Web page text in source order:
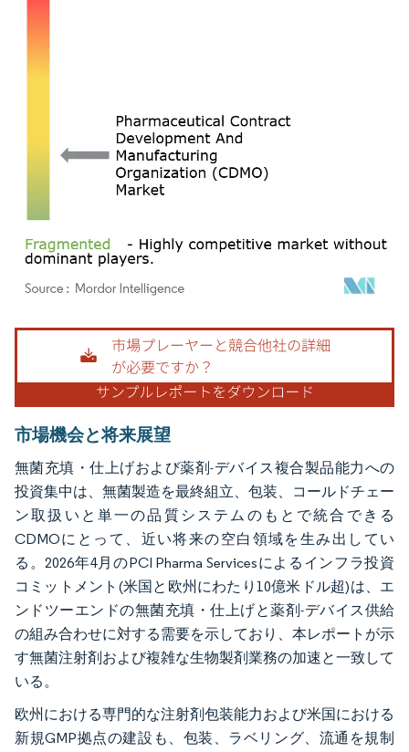
画像 © Mordor Intelligence。再利用にはCC BY 4.0の表示が必要です。
市場機会と将来展望
無菌充填・仕上げおよび薬剤-デバイス複合製品能力への
投資集中は、無菌製造を最終組立、包装、コールドチェー
ン取扱いと単一の品質システムのもとで統合できる
CDMOにとって、近い将来の空白領域を生み出してい
る。2026年4月のPCI Pharma Servicesによるインフラ投資
コミットメント(米国と欧州にわたり10億米ドル超)は、エ
ンドツーエンドの無菌充填・仕上げと薬剤-デバイス供給
の組み合わせに対する需要を示しており、本レポートが示
す無菌注射剤および複雑な生物製剤業務の加速と一致して
いる。
欧州における専門的な注射剤包装能力および米国における
新規GMP拠点の建設も、包装、ラベリング、流通を規制